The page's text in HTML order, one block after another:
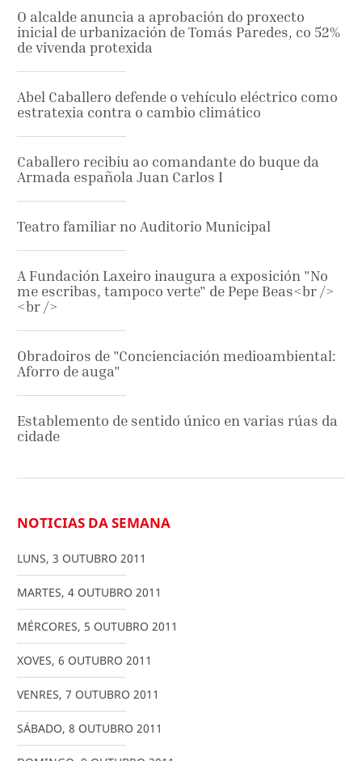
O alcalde anuncia a aprobación do proxecto
inicial de urbanización de Tomás Paredes, co 52%
de vivenda protexida
Abel Caballero defende o vehículo eléctrico como
estratexia contra o cambio climático
Caballero recibiu ao comandante do buque da
Armada española Juan Carlos I
Teatro familiar no Auditorio Municipal
A Fundación Laxeiro inaugura a exposición "No
me escribas, tampoco verte" de Pepe Beas<br />
<br />
Obradoiros de "Concienciación medioambiental:
Aforro de auga"
Establemento de sentido único en varias rúas da
cidade
NOTICIAS DA SEMANA
LUNS, 3 OUTUBRO 2011
MARTES, 4 OUTUBRO 2011
MÉRCORES, 5 OUTUBRO 2011
XOVES, 6 OUTUBRO 2011
VENRES, 7 OUTUBRO 2011
SÁBADO, 8 OUTUBRO 2011